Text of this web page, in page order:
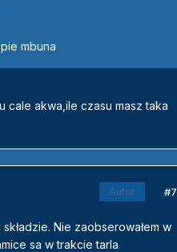
mbuna
akwa,ile czasu masz taka
Autor #7
Nie zaobserowałem w
sa w trakcie tarla